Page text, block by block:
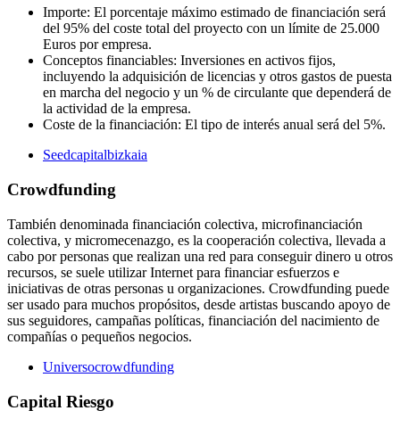
Importe: El porcentaje máximo estimado de financiación será
del 95% del coste total del proyecto con un límite de 25.000
Euros por empresa.
Conceptos financiables: Inversiones en activos fijos,
incluyendo la adquisición de licencias y otros gastos de puesta
en marcha del negocio y un % de circulante que dependerá de
la actividad de la empresa.
Coste de la financiación: El tipo de interés anual será del 5%.
Seedcapitalbizkaia
Crowdfunding
También denominada financiación colectiva, microfinanciación
colectiva, y micromecenazgo, es la cooperación colectiva, llevada a
cabo por personas que realizan una red para conseguir dinero u otros
recursos, se suele utilizar Internet para financiar esfuerzos e
iniciativas de otras personas u organizaciones. Crowdfunding puede
ser usado para muchos propósitos, desde artistas buscando apoyo de
sus seguidores, campañas políticas, financiación del nacimiento de
compañías o pequeños negocios.
Universocrowdfunding
Capital Riesgo